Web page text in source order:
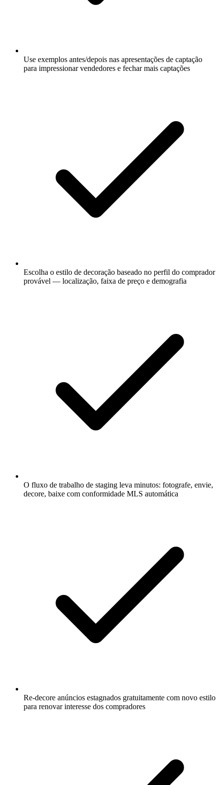
Use exemplos antes/depois nas apresentações de captação
para impressionar vendedores e fechar mais captações
Escolha o estilo de decoração baseado no perfil do comprador
provável — localização, faixa de preço e demografia
O fluxo de trabalho de staging leva minutos: fotografe, envie,
decore, baixe com conformidade MLS automática
Re-decore anúncios estagnados gratuitamente com novo estilo
para renovar interesse dos compradores